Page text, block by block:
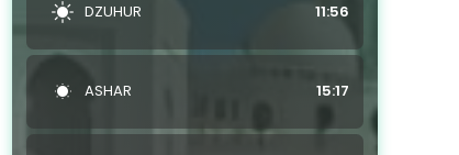
DZUHUR 11:56
ASHAR 15:17